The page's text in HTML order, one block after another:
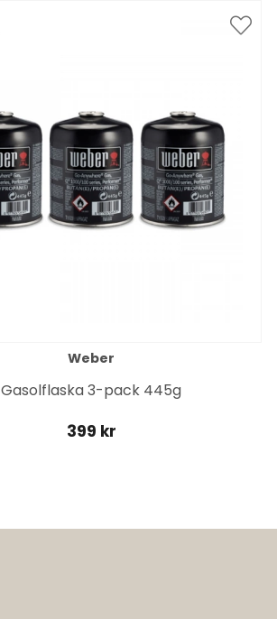
Weber
Gasolflaska 3-pack 445g
399 kr